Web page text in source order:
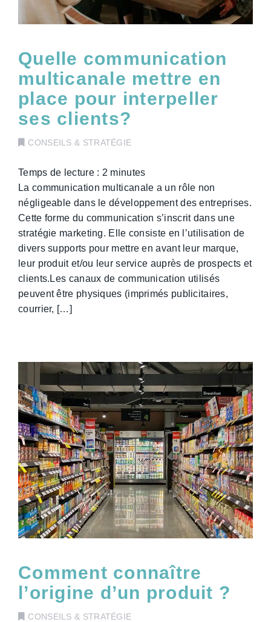
Quelle communication
multicanale mettre en
place pour interpeller
ses clients?
CONSEILS & STRATÉGIE
Temps de lecture : 2 minutes
La communication multicanale a un rôle non
négligeable dans le développement des entreprises.
Cette forme du communication s’inscrit dans une
stratégie marketing. Elle consiste en l’utilisation de
divers supports pour mettre en avant leur marque,
leur produit et/ou leur service auprès de prospects et
clients.Les canaux de communication utilisés
peuvent être physiques (imprimés publicitaires,
courrier, […]
Comment connaître
l’origine d’un produit ?
CONSEILS & STRATÉGIE